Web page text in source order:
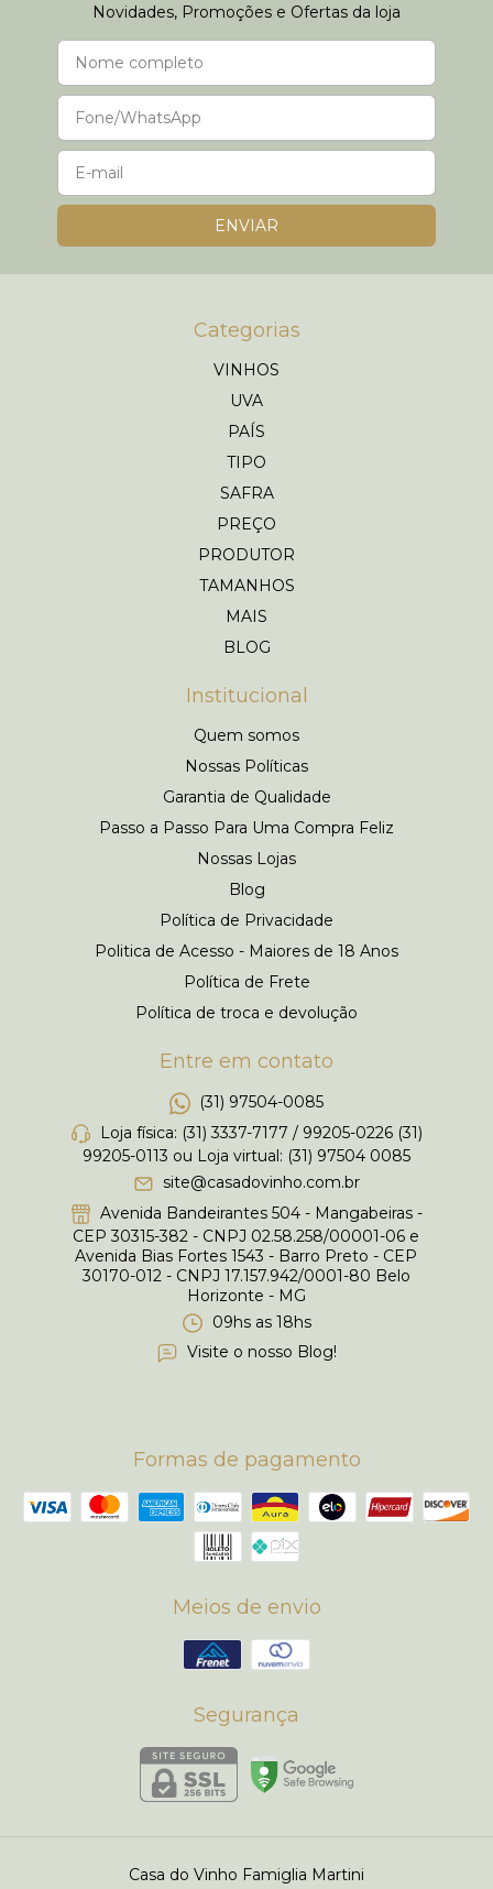
Novidades, Promoções e Ofertas da loja
Categorias
VINHOS
UVA
PAÍS
TIPO
SAFRA
PREÇO
PRODUTOR
TAMANHOS
MAIS
BLOG
Institucional
Quem somos
Nossas Políticas
Garantia de Qualidade
Passo a Passo Para Uma Compra Feliz
Nossas Lojas
Blog
Política de Privacidade
Politica de Acesso - Maiores de 18 Anos
Política de Frete
Política de troca e devolução
Entre em contato
(31) 97504-0085
Loja física: (31) 3337-7177 / 99205-0226 (31)
99205-0113 ou Loja virtual: (31) 97504 0085
site@casadovinho.com.br
Avenida Bandeirantes 504 - Mangabeiras -
CEP 30315-382 - CNPJ 02.58.258/00001-06 e
Avenida Bias Fortes 1543 - Barro Preto - CEP
30170-012 - CNPJ 17.157.942/0001-80 Belo
Horizonte - MG
09hs as 18hs
Visite o nosso Blog!
Formas de pagamento
Meios de envio
Segurança
Casa do Vinho Famiglia Martini